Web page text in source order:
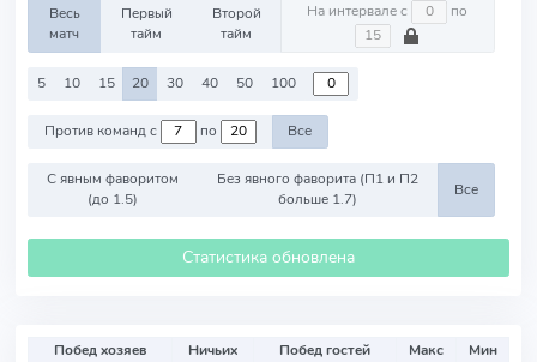
Весь
матч
Первый
тайм
Второй
тайм
На интервале с по
5 10 15 20 30 40 50 100
Против команд с по Все
С явным фаворитом
(до 1.5)
Без явного фаворита (П1 и П2
больше 1.7)
Все
Статистика обновлена
Побед хозяев Ничьих Побед гостей Макс
Мин